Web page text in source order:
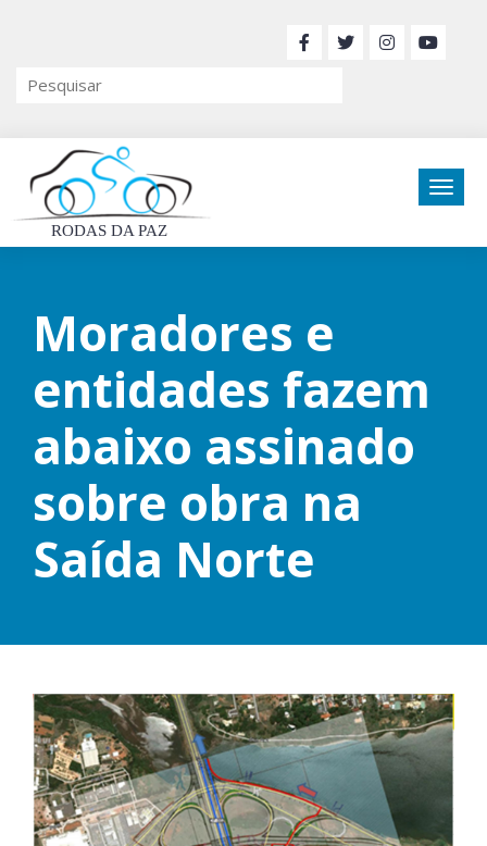
RODAS DA PAZ
Moradores e
entidades fazem
abaixo assinado
sobre obra na
Saída Norte